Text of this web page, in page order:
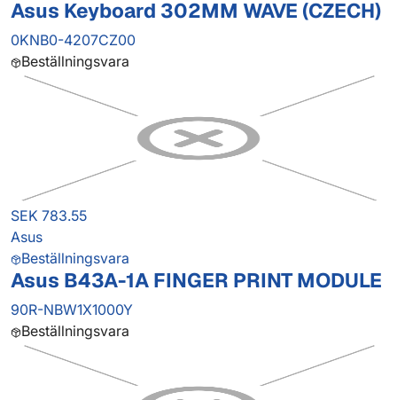
Asus Keyboard 302MM WAVE (CZECH)
0KNB0-4207CZ00
Beställningsvara
SEK 783.55
Asus
Beställningsvara
Asus B43A-1A FINGER PRINT MODULE
90R-NBW1X1000Y
Beställningsvara